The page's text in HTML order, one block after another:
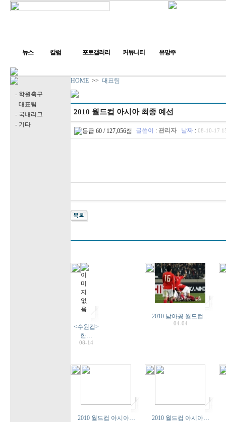
뉴스 칼럼 포토갤러리 커뮤니티 유망주
- 학원축구
- 대표팀
- 국내리그
- 기타
HOME >> 대표팀
2010 월드컵 아시아 최종 예선
글쓴이 : 관리자 날짜 : 08-10-17
<수원컵>
한…
08-14
2010 남아공 월드컵…
04-04
2010 월드컵 아시아… 2010 월드컵 아시아…